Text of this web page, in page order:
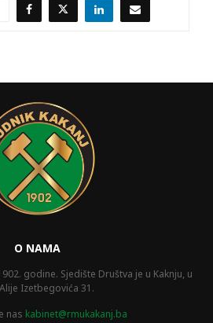
O NAMA
godine. Sjedište Društva je u Kaknju, u
Izetbegovića 31.
nas kabinet@rmukakanj.ba